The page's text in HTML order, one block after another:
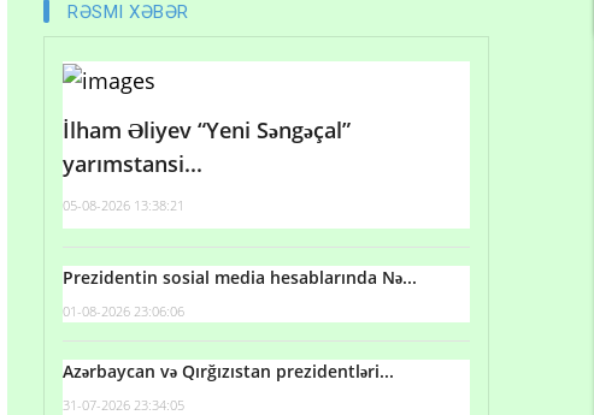
RƏSMI XƏBƏR
İlham Əliyev “Yeni Səngəçal”
yarımstansi...
05-08-2026 13:38:21
Prezidentin sosial media hesablarında Nə...
01-08-2026 23:06:06
Azərbaycan və Qırğızıstan prezidentləri...
31-07-2026 23:34:05